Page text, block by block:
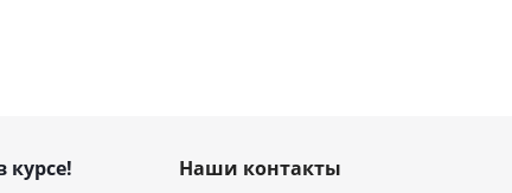
курсе! Наши контакты